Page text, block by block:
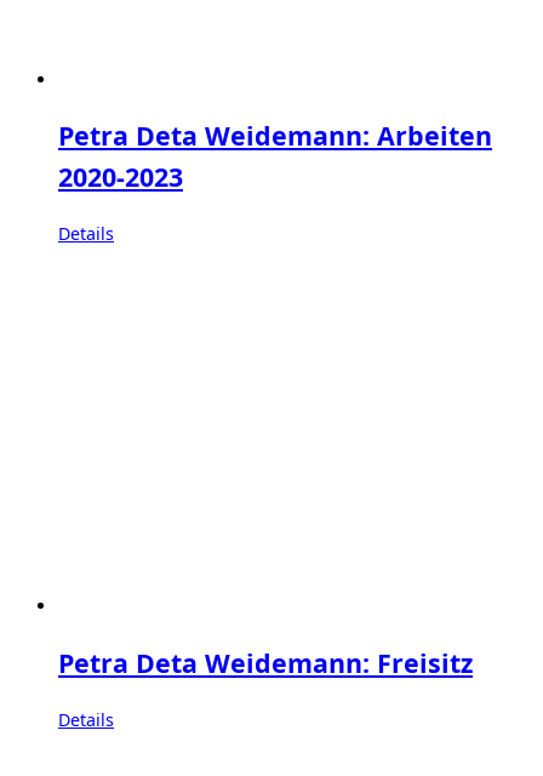
Petra Deta Weidemann: Arbeiten
2020-2023
Details
Petra Deta Weidemann: Freisitz
Details